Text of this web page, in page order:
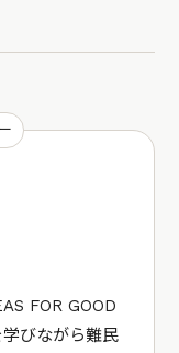
FOR GOOD
びながら難民